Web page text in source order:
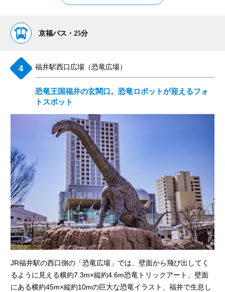
京福バス・25分
福井駅西口広場（恐竜広場）
恐竜王国福井の玄関口。恐竜ロボットが迎えるフォ
トスポット
JR福井駅の西口側の「恐竜広場」では、壁面から飛び出してく
るように見える横約7.3m×縦約4.6m恐竜トリックアート、壁面
にある横約45m×縦約10mの巨大な恐竜イラスト、福井で生息し